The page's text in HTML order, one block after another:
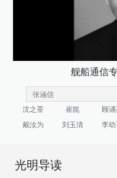
舰船通信
沈之荃 崔崑 顾
戴汝为
刘玉清 李幼
光明导读